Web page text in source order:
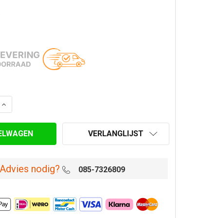
VAN VLOERSTEUN MET DRAIN Ø 200/250 MM
VERHOOG AANTAL VAN VLOERSTEUN MET DRAIN Ø 200/
VERLANGLIJST
Advies nodig? 085-7326809